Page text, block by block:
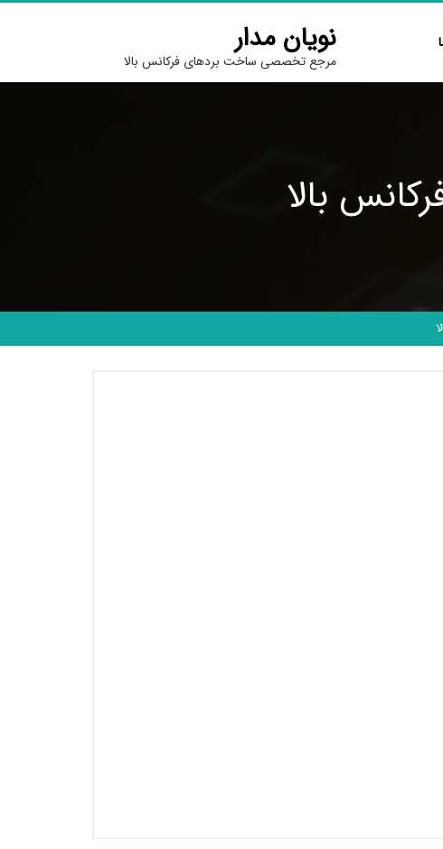
نویان مدار
مرجع تخصصی ساخت بردهای فرکانس بالا
بالا